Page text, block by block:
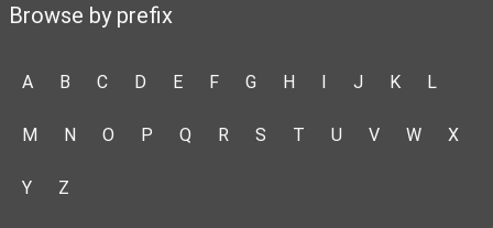
Browse by prefix
A B C D E F G H I J K L
M N O P Q R S T U V W X
Y Z